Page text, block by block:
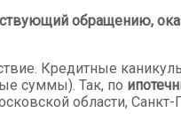
обращению,
Кредитные
суммы). Так, по
области, Санкт-